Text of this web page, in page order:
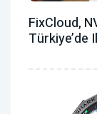
FixCloud,
Türkiye’de